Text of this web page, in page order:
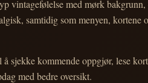
vintagefølelse med mørk
samtidig som menyen,
sjekke kommende oppgjør, lese
med bedre oversikt.